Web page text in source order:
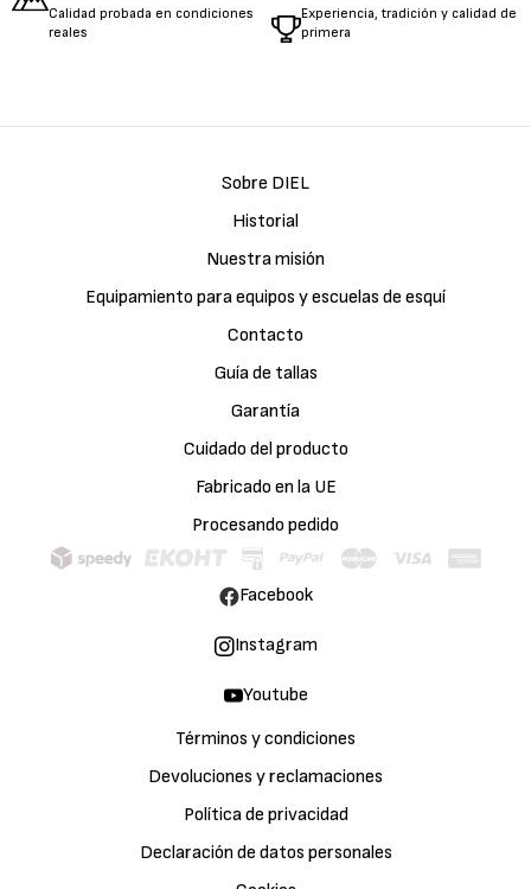
Calidad probada en condiciones
reales
Experiencia, tradición y calidad de
primera
Sobre DIEL
Historial
Nuestra misión
Equipamiento para equipos y escuelas de esquí
Contacto
Guía de tallas
Garantía
Cuidado del producto
Fabricado en la UE
Procesando pedido
Términos y condiciones
Devoluciones y reclamaciones
Política de privacidad
Declaración de datos personales
Facebook
Instagram
Youtube